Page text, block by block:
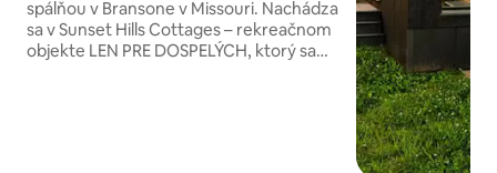
spálňou v Bransone v Missouri. Nachádza
sa v Sunset Hills Cottages – rekreačnom
objekte LEN PRE DOSPELÝCH, ktorý sa